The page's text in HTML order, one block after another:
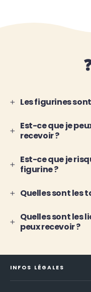
Les figurines
Est-ce que je
recevoir ?
Est-ce que je
figurine ?
Quelles sont les
Quelles sont les
peux recevoir ?
INFOS LÉGALES